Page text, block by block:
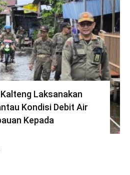
Laksanakan
Kondisi Debit Air
Kepada